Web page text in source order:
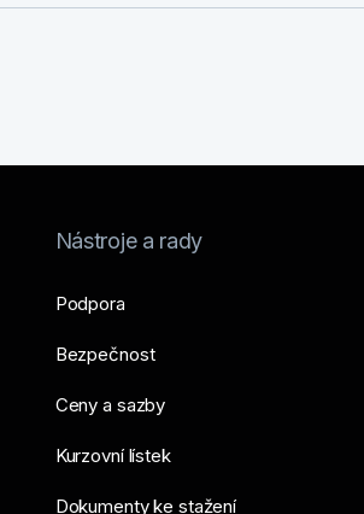
Nástroje a rady
Podpora
Bezpečnost
Ceny a sazby
Kurzovní lístek
Dokumenty ke stažení